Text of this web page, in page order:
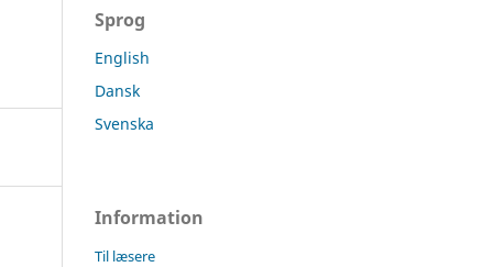
Sprog
English
Dansk
Svenska
Information
Til læsere